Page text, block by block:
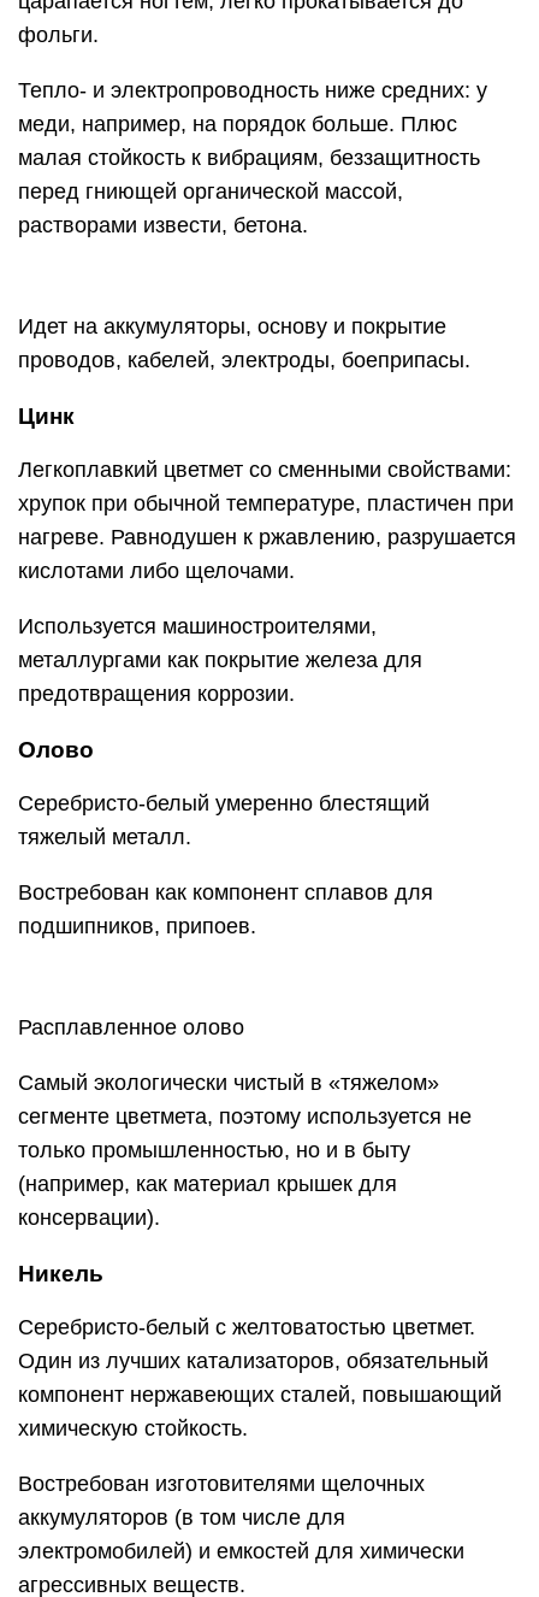
фольги.
Тепло- и электропроводность ниже средних: у
меди, например, на порядок больше. Плюс
малая стойкость к вибрациям, беззащитность
перед гниющей органической массой,
растворами извести, бетона.
Идет на аккумуляторы, основу и покрытие
проводов, кабелей, электроды, боеприпасы.
Цинк
Легкоплавкий цветмет со сменными свойствами:
хрупок при обычной температуре, пластичен при
нагреве. Равнодушен к ржавлению, разрушается
кислотами либо щелочами.
Используется машиностроителями,
металлургами как покрытие железа для
предотвращения коррозии.
Олово
Серебристо-белый умеренно блестящий
тяжелый металл.
Востребован как компонент сплавов для
подшипников, припоев.
Расплавленное олово
Самый экологически чистый в «тяжелом»
сегменте цветмета, поэтому используется не
только промышленностью, но и в быту
(например, как материал крышек для
консервации).
Никель
Серебристо-белый с желтоватостью цветмет.
Один из лучших катализаторов, обязательный
компонент нержавеющих сталей, повышающий
химическую стойкость.
Востребован изготовителями щелочных
аккумуляторов (в том числе для
электромобилей) и емкостей для химически
агрессивных веществ.